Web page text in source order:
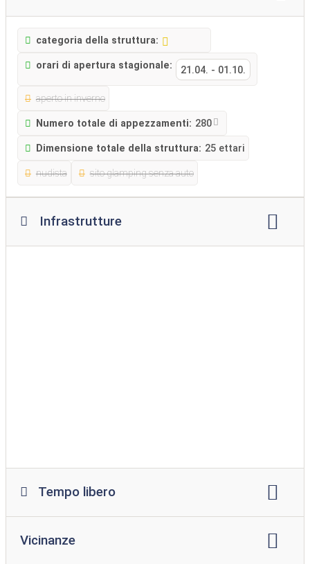
categoria della struttura:
orari di apertura stagionale: 21.04. - 01.10.
aperto in inverno
Numero totale di appezzamenti: 280
Dimensione totale della struttura: 25 ettari
nudista sito glamping senza auto
Infrastrutture
Tempo libero
Vicinanze